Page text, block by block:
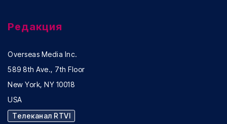
Редакция
Overseas Media Inc.
589 8th Ave., 7th Floor
New York, NY 10018
USA
Телеканал RTVI